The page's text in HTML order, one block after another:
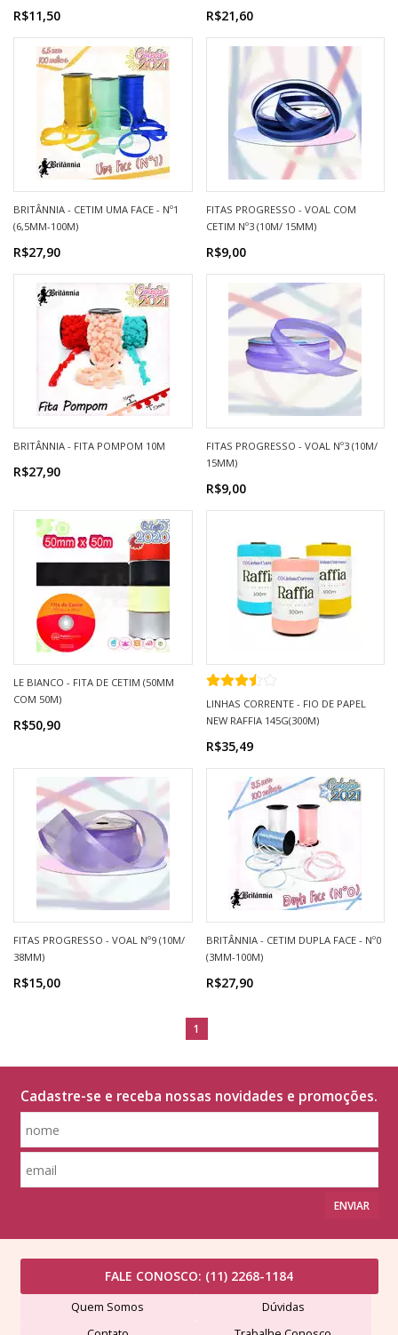
R$11,50 R$21,60
BRITÂNNIA - CETIM UMA FACE - Nº1
(6,5MM-100M)
R$27,90
FITAS PROGRESSO - VOAL COM
CETIM Nº3 (10M/ 15MM)
R$9,00
BRITÂNNIA - FITA POMPOM 10M
R$27,90
FITAS PROGRESSO - VOAL Nº3 (10M/
15MM)
R$9,00
LE BIANCO - FITA DE CETIM (50MM
COM 50M)
R$50,90
LINHAS CORRENTE - FIO DE PAPEL
NEW RAFFIA 145G(300M)
R$35,49
FITAS PROGRESSO - VOAL Nº9 (10M/
38MM)
R$15,00
BRITÂNNIA - CETIM DUPLA FACE - Nº0
(3MM-100M)
R$27,90
1
Cadastre-se e receba nossas novidades e promoções.
ENVIAR
FALE CONOSCO: (11) 2268-1184
Quem Somos
Dúvidas